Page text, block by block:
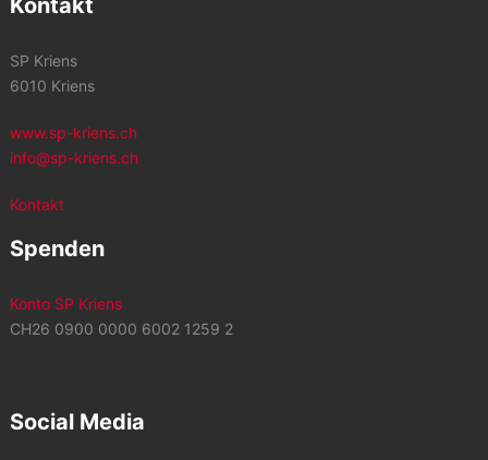
SP Kriens
6010 Kriens
www.sp-kriens.ch
info@sp-kriens.ch
Kontakt
Spenden
Konto SP Kriens
CH26 0900 0000 6002 1259 2
Social Media